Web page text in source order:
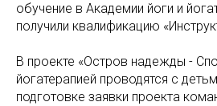
обучение в Академии йоги и
получили квалификацию
В проекте «Остров надежды -
йогатерапией проводятся с
подготовке заявки проекта